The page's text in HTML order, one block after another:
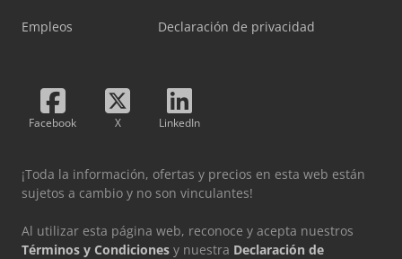
Empleos Declaración de privacidad
Facebook X LinkedIn
¡Toda la información, ofertas y precios en esta web están
sujetos a cambio y no son vinculantes!
Al utilizar esta página web, reconoce y acepta nuestros
Términos y Condiciones y nuestra Declaración de